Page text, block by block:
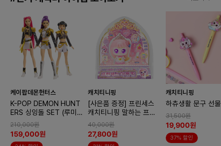
케이팝데몬헌터스
K-POP DEMON HUNT
ERS 싱잉돌 SET (루미/
미라/조이)
210,000원
159,000원
캐치티니핑
[사은품 증정] 프린세스
캐치티니핑 말하는 프린
세스 아름핑
40,000원
27,800원
캐치티니핑
하츄생활 문구 선
31,500원
19,900원
37% 할인